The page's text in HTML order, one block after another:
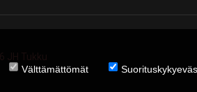
Välttämättömät